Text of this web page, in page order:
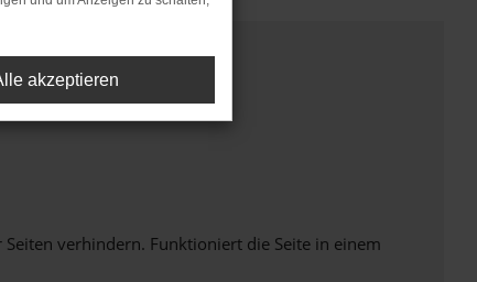
verhindern. Funktioniert die Seite in einem
akzeptieren